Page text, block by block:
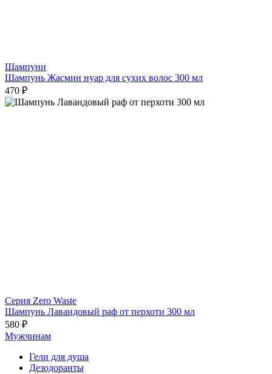
Шампуни
Шампунь Жасмин нуар для сухих волос 300 мл
470 ₽
Серия Zero Waste
Шампунь Лавандовый раф от перхоти 300 мл
580 ₽
Мужчинам
Гели для душа
Дезодоранты